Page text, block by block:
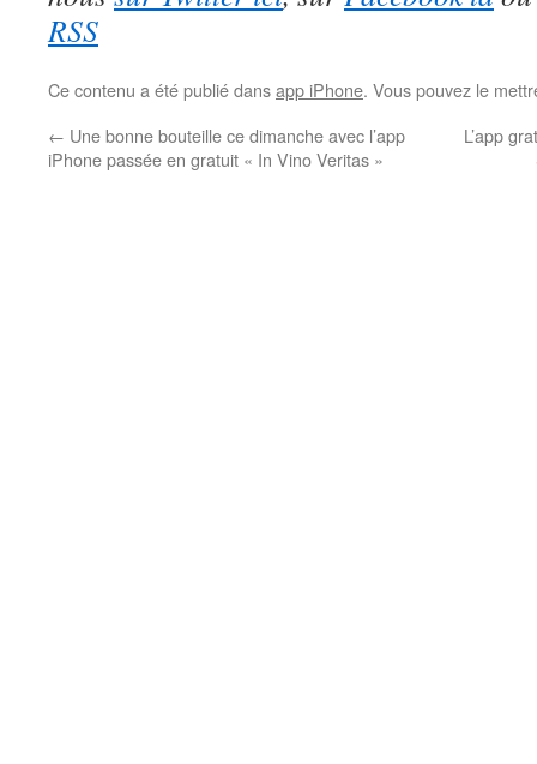
RSS
Ce contenu a été publié dansapp iPhone. Vous pouvez le
← Une bonne bouteille ce dimanche avec l’app
iPhone passée en gratuit « In Vino Veritas »
L’app